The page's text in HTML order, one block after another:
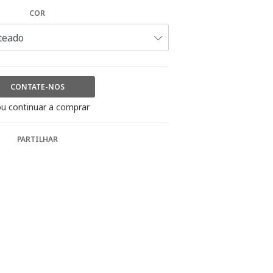
COR
CONTATE-NOS
continuar a comprar
PARTILHAR